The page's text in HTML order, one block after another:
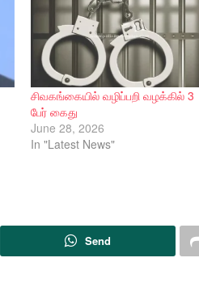
சிவகங்கையில் வழிப்பறி வழக்கில் 3
பேர் கைது
June 28, 2026
In "Latest News"
Send